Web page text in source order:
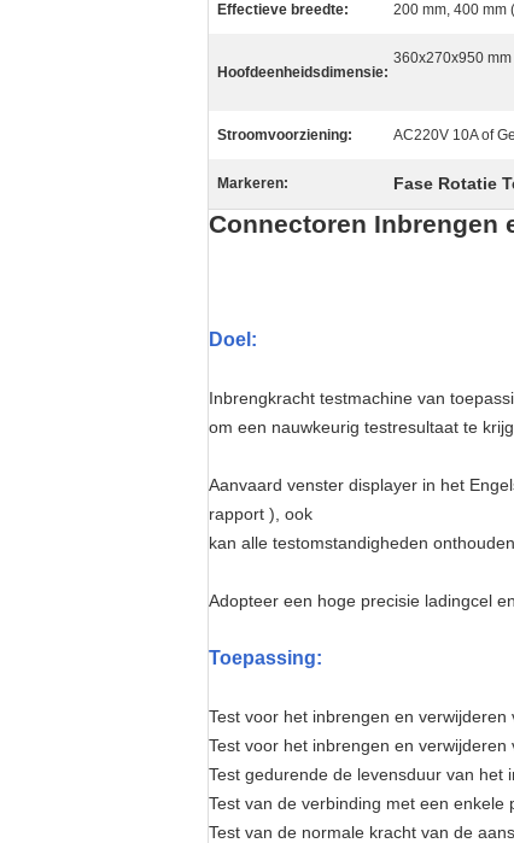
Effectieve breedte: 200 mm, 400 mm
Hoofdeenheidsdimensie:
360x270x950 mm
Stroomvoorziening: AC220V 10A of
Markeren: Fase Rotatie
Connectoren Inbrengen
Doel:
Inbrengkracht testmachine van
om een nauwkeurig testresultaat te
Aanvaard venster displayer in het
rapport ), ook
kan alle testomstandigheden onthouden.
Adopteer een hoge precisie ladingcel
Toepassing:
Test voor het inbrengen en verwijderen
Test voor het inbrengen en
Test gedurende de levensduur van
Test van de verbinding met een enkele
Test van de normale kracht van de